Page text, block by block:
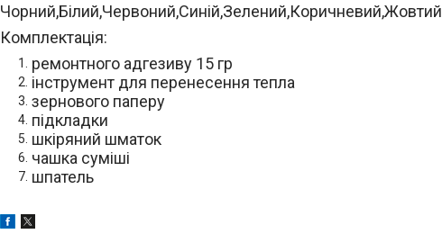
Чорний,Білий,Червоний,Синій,Зелений,Коричневий,Жовтий
Комплектація:
ремонтного адгезиву 15 гр
інструмент для перенесення тепла
зернового паперу
підкладки
шкіряний шматок
чашка суміші
шпатель